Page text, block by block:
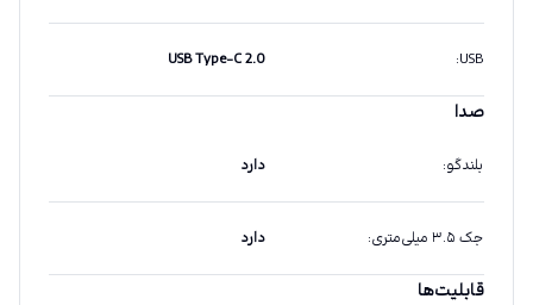
USB
:
USB Type-C 2.0
صدا
بلندگو: دارد
جک ۳.۵ میلی‌متری : دارد
قابلیت‌ها